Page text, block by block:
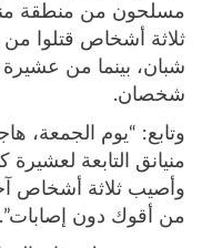
مسلحون من منطقة
ثلاثة أشخاص قتلوا
شبان، بينما من
شخصان.
وتابع: “يوم
منيانق التابعة
وأصيب ثلاثة أشخاص
من أقوك دون إصابات”.